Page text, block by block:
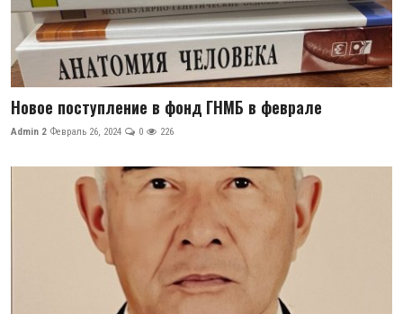
Новое поступление в фонд ГНМБ в феврале
Admin 2 Февраль 26, 2024 0 226